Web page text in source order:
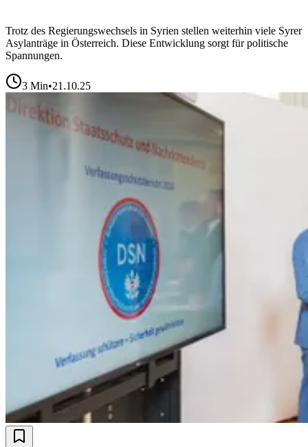
Trotz des Regierungswechsels in Syrien stellen weiterhin viele Syrer
Asylanträge in Österreich. Diese Entwicklung sorgt für politische
Spannungen.
3 Min•21.10.25